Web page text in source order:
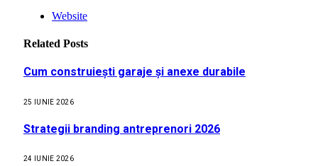
Website
Related Posts
Cum construiești garaje și anexe durabile
25 IUNIE 2026
Strategii branding antreprenori 2026
24 IUNIE 2026